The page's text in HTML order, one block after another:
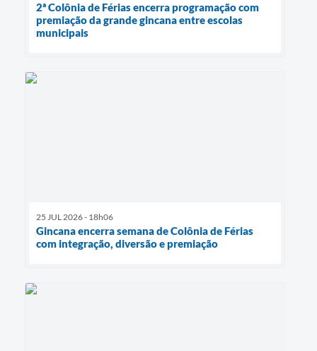
2ª Colônia de Férias encerra programação com
premiação da grande gincana entre escolas
municipais
25 JUL 2026 - 18h06
Gincana encerra semana de Colônia de Férias
com integração, diversão e premiação